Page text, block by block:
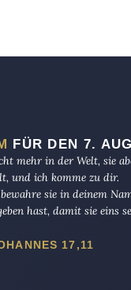
FÜR DEN 7.
mehr in der Welt, sie
und ich komme zu dir.
sie in deinem
hast, damit sie eins
17,11